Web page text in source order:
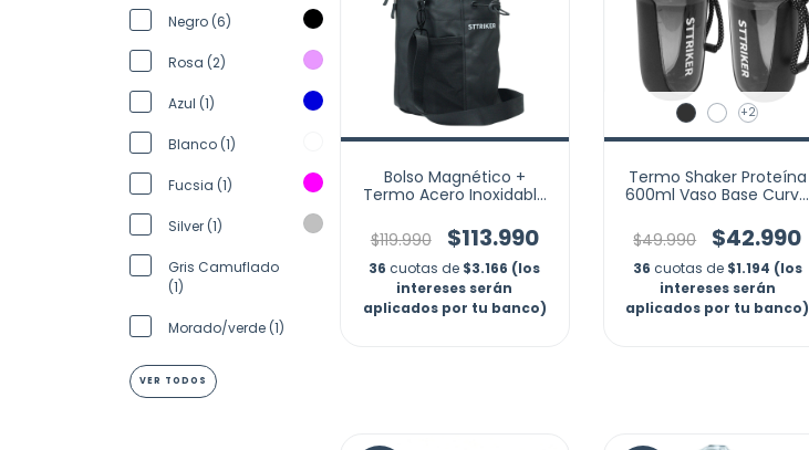
Negro (6)
Rosa (2)
Azul (1)
Blanco (1)
Fucsia (1)
Silver (1)
Gris Camuflado
(1)
Morado/verde (1)
VER TODOS
Bolso Magnético +
Termo Acero Inoxidable
$119.990
$113.990
36 cuotas de $3.166 (los
intereses serán
aplicados por tu banco)
+2
Termo Shaker Proteína
600ml Vaso Base Curva
$49.990
$42.990
36 cuotas de $1.194 (los
intereses serán
aplicados por tu banco)